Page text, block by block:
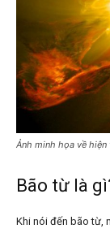
Ảnh minh họa về
Bão từ là
Khi nói đến bão từ,